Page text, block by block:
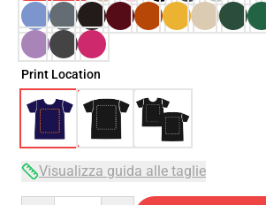
Print Location
Visualizza guida alle taglie